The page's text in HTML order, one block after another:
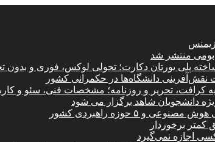
زیمنس
بومی منتشر شد
پلی یورتان دکارت؛ تحولی لوکس، فوری و بدون
دانشگاه‌ها در حکمرانی کشور
کرافت، تحریر و روزنامه؛ مشخصات فنی، سئو و
دانشجویان شاهد برگزار می شود
و ۵ حوزه راهبردی کشور
کمتر برخوردار
اجازه نمی‌گیرد